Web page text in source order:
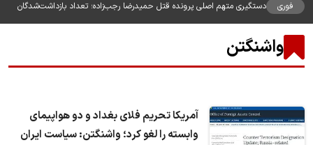
فوری
دستگیری متهم اصلی پرونده قتل حمیدرضا رجب‌زاده؛ تعداد بازداشت‌شدگان
واشنگتن
آمریکا تحریم فلای بغداد و دو هواپیمای
وابسته را لغو کرد؛ واشنگتن: سیاست ایران